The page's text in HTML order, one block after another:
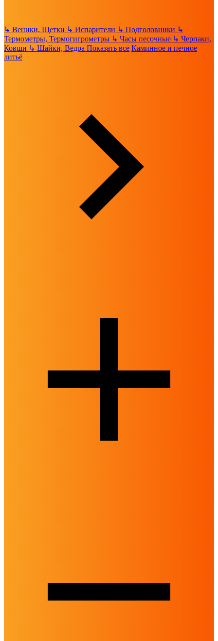
↳ Веники, Щетки ↳ Испарители ↳ Подголовники ↳
Термометры, Термогигрометры ↳ Часы песочные ↳ Черпаки,
Ковши ↳ Шайки, Ведра Показать все Каминное и печное
литьё